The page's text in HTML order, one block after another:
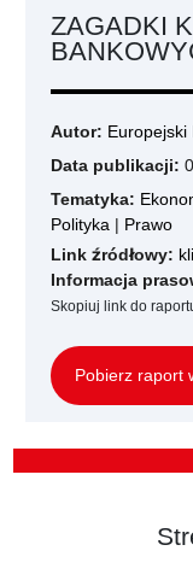
ZAGADKI
Autor:
Data publikacji:
Tematyka:
Polityka | Prawo
Link źródłowy:
Informacja
Skopiuj link do
Pobierz raport